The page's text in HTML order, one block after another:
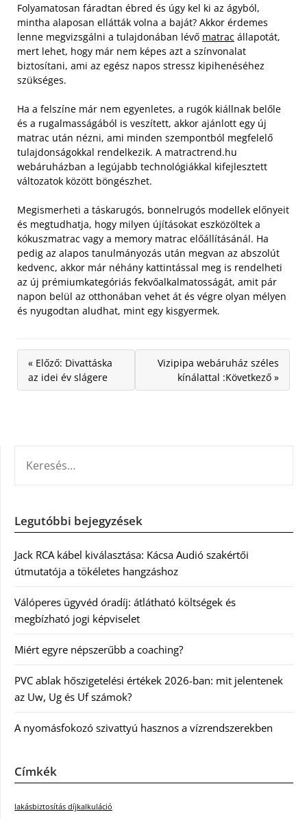
Folyamatosan fáradtan ébred és úgy kel ki az ágyból,
mintha alaposan ellátták volna a baját? Akkor érdemes
lenne megvizsgálni a tulajdonában lévő matrac állapotát,
mert lehet, hogy már nem képes azt a színvonalat
biztosítani, ami az egész napos stressz kipihenéséhez
szükséges.
Ha a felszíne már nem egyenletes, a rugók kiállnak belőle
és a rugalmasságából is veszített, akkor ajánlott egy új
matrac után nézni, ami minden szempontból megfelelő
tulajdonságokkal rendelkezik. A matractrend.hu
webáruházban a legújabb technológiákkal kifejlesztett
változatok között böngészhet.
Megismerheti a táskarugós, bonnelrugós modellek előnyeit
és megtudhatja, hogy milyen újításokat eszközöltek a
kókuszmatrac vagy a memory matrac előállításánál. Ha
pedig az alapos tanulmányozás után megvan az abszolút
kedvenc, akkor már néhány kattintással meg is rendelheti
az új prémiumkategóriás fekvőalkalmatosságát, amit pár
napon belül az otthonában vehet át és végre olyan mélyen
és nyugodtan aludhat, mint egy kisgyermek.
« Előző: Divattáska
az idei év slágere
Vizipipa webáruház széles
kínálattal :Következő »
Legutóbbi bejegyzések
Jack RCA kábel kiválasztása: Kácsa Audió szakértői
útmutatója a tökéletes hangzáshoz
Válóperes ügyvéd óradíj: átlátható költségek és
megbízható jogi képviselet
Miért egyre népszerűbb a coaching?
PVC ablak hőszigetelési értékek 2026-ban: mit jelentenek
az Uw, Ug és Uf számok?
A nyomásfokozó szivattyú hasznos a vízrendszerekben
Címkék
lakásbiztosítás díjkalkuláció